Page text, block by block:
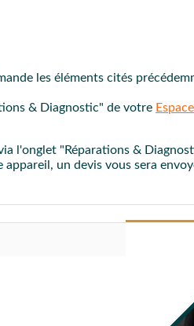
PROCÉDURE DE
les éléments cités
& Diagnostic" de votre
l'onglet "Réparations &
un devis vous sera